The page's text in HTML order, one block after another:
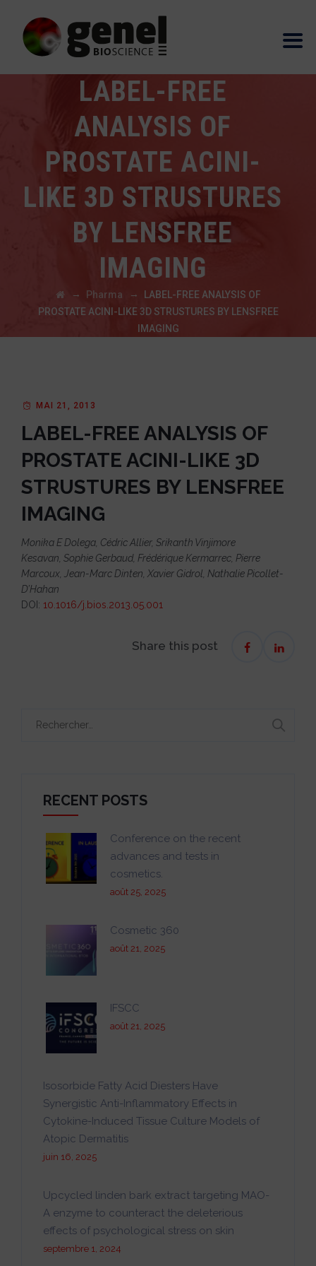
LABEL-FREE
ANALYSIS OF
PROSTATE ACINI-
LIKE 3D STRUSTURES
BY LENSFREE
IMAGING
→ Pharma →
LABEL-FREE ANALYSIS OF
PROSTATE ACINI-LIKE 3D STRUSTURES BY LENSFREE
IMAGING
MAI 21, 2013
LABEL-FREE ANALYSIS OF
PROSTATE ACINI-LIKE 3D
STRUSTURES BY LENSFREE
IMAGING
Monika E Dolega Cédric Allier, Srikanth Vinjimore
Kesavan Sophie Gerbaud, Frédérique Kermarrec Pierre
Marcoux Jean-Marc Dinten Xavier Gidrol Nathalie Picollet-
D’Hahan
DOI: 10.1016/j.bios.2013.05.001
Share this post
RECENT POSTS
Conference on the recent
advances and tests in
cosmetics.
août 25, 2025
Cosmetic 360
août 21, 2025
IFSCC
août 21, 2025
Isosorbide Fatty Acid Diesters Have
Synergistic Anti-Inflammatory Effects in
Cytokine-Induced Tissue Culture Models of
Atopic Dermatitis
juin 16, 2025
Upcycled linden bark extract targeting MAO-
A enzyme to counteract the deleterious
effects of psychological stress on skin
septembre 1, 2024